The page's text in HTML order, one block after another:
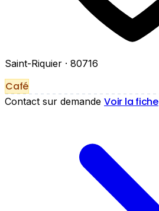
Saint-Riquier · 80716
Café
Contact sur demande Voir la fiche